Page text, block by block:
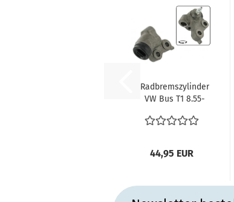
Radbremszylinder
VW Bus T1 8.55-
vergl....
44,95 EUR